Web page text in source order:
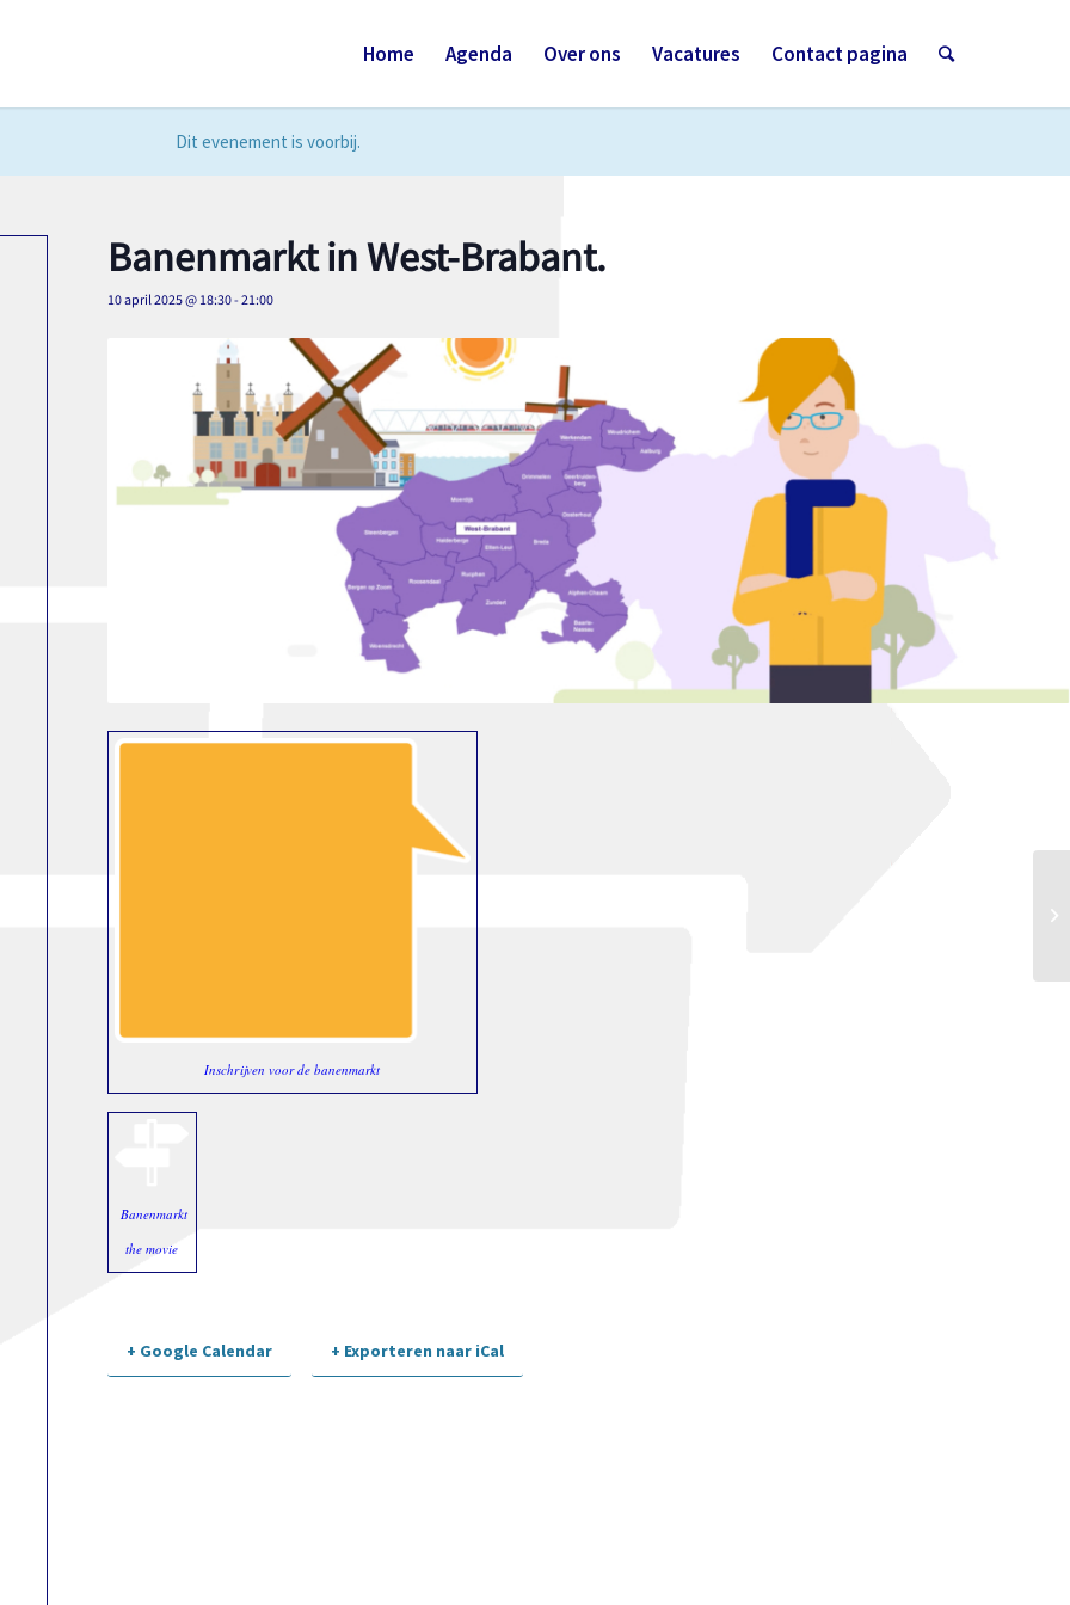
Home Agenda Over ons Vacatures Contact pagina
Dit evenement is voorbij.
Banenmarkt in West-Brabant.
10 april 2025 @ 18:30- 21:00
Inschrijven voor de banenmarkt
Banenmarkt
the movie
+ Google Calendar + Exporteren naar iCal